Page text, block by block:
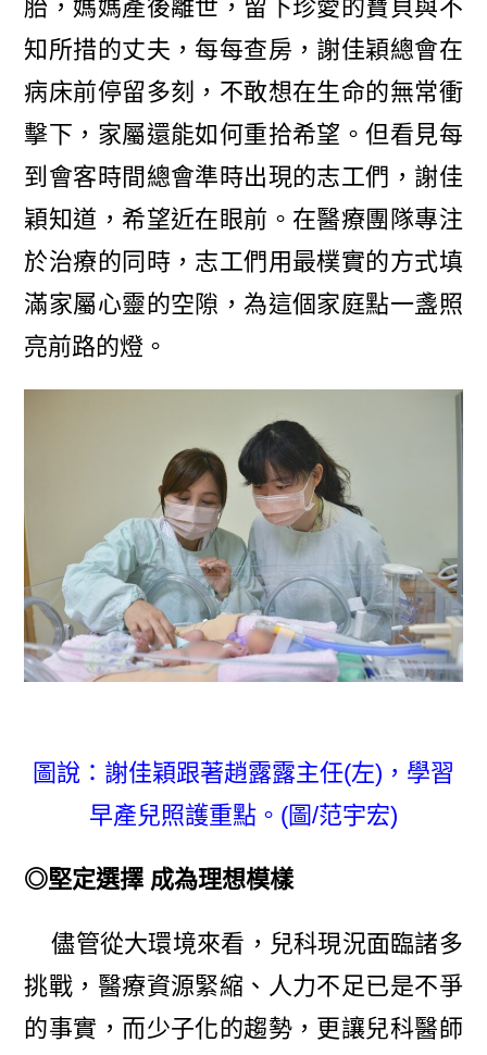
胎，媽媽產後離世，留下珍愛的寶貝與不
知所措的丈夫，每每查房，謝佳穎總會在
病床前停留多刻，不敢想在生命的無常衝
擊下，家屬還能如何重拾希望。但看見每
到會客時間總會準時出現的志工們，謝佳
穎知道，希望近在眼前。在醫療團隊專注
於治療的同時，志工們用最樸實的方式填
滿家屬心靈的空隙，為這個家庭點一盞照
亮前路的燈。
圖說：謝佳穎跟著趙露露主任(左)，學習
早產兒照護重點。(圖/范宇宏)
◎堅定選擇 成為理想模樣
儘管從大環境來看，兒科現況面臨諸多
挑戰，醫療資源緊縮、人力不足已是不爭
的事實，而少子化的趨勢，更讓兒科醫師